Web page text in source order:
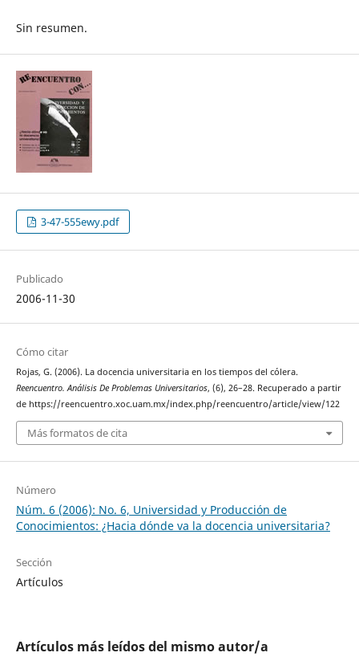
Sin resumen.
3-47-555ewy.pdf
Publicado
2006-11-30
Cómo citar
Rojas, G. (2006). La docencia universitaria en los tiempos del cólera.
Reencuentro. Análisis De Problemas Universitarios, (6), 26–28. Recuperado a partir
de https://reencuentro.xoc.uam.mx/index.php/reencuentro/article/view/122
Más formatos de cita
Número
Núm. 6 (2006): No. 6, Universidad y Producción de
Conocimientos: ¿Hacia dónde va la docencia universitaria?
Sección
Artículos
Artículos más leídos del mismo autor/a